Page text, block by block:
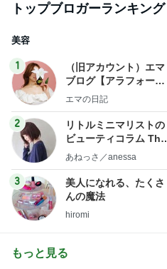
トップブロガーランキング
美容
1
（旧アカウント）エマ
ブログ【アラフォー会
社売却セカンドライ
エマの日記
2
リトルミニマリストの
ビューティコラム The
little minimalist's bea
あねっさ／anessa
3
美人になれる、たくさ
んの魔法
hiromi
もっと見る